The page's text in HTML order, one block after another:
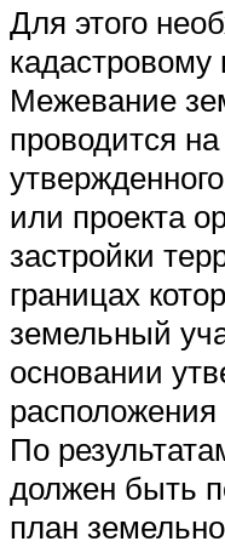
Для этого
кадастровому
Межевание
проводится
или проекта
застройки
границах
земельный
основании
расположения
По
должен быть
план